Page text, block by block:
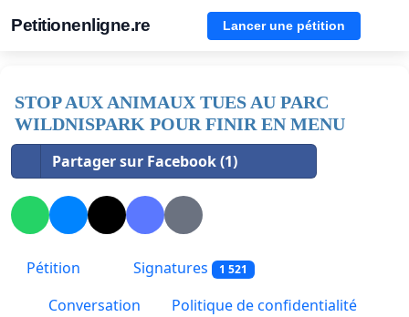
Petitionenligne.re Lancer une pétition
STOP AUX ANIMAUX TUES AU PARC
WILDNISPARK POUR FINIR EN MENU
Partager sur Facebook (1)
Pétition Signatures 1 521
Conversation Politique de confidentialité